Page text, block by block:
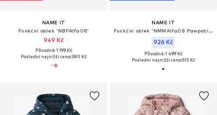
NAME IT
Funkční oblek 'NBFAlfa08'
949 Kč
Původně: 1 199 Kč
Poslední nejnižší cena:380 Kč
NAME IT
Funkční oblek 'NMMAlfa08 Pawpatrol'
926 Kč
Původně: 1 499 Kč
Poslední nejnižší cena:515 Kč